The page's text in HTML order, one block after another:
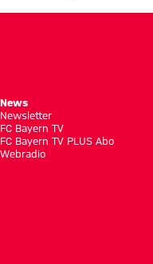
News
Newsletter
FC Bayern TV
FC Bayern TV PLUS Abo
Webradio